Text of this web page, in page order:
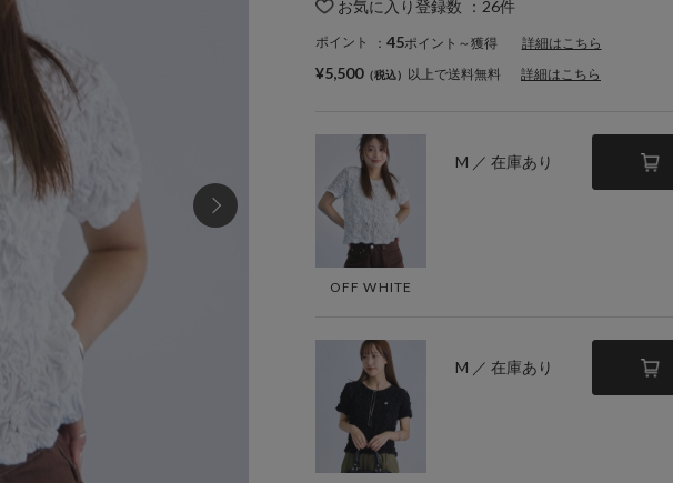
お気に入り登録数 ： 26件
ポイント ： 45ポイント～獲得 詳細はこちら
OFF WHITE
M ／ 在庫あり
M ／ 在庫あり
¥5,500 以上で送料無料 詳細はこちら